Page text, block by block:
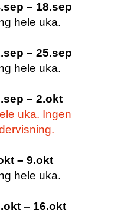
– 18.sep
hele uka.
– 25.sep
hele uka.
– 2.okt
uka. Ingen
– 9.okt
hele uka.
– 16.okt